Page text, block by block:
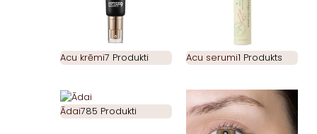
Acu krēmi7 Produkti Acu serumi1 Produkts
Ādai785 Produkti